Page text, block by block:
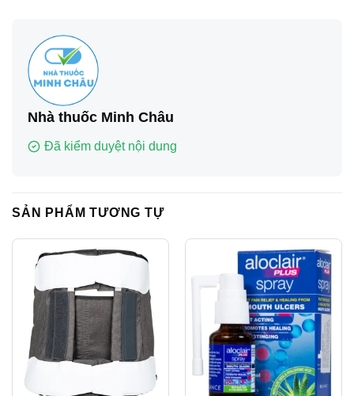
Nhà thuốc Minh Châu
Đã kiểm duyệt nội dung
SẢN PHẨM TƯƠNG TỰ